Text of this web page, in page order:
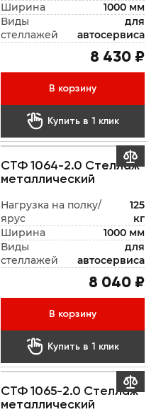
Ширина
1000 мм
Виды
стеллажей
для
автосервиса
8 430 ₽
В корзину
 Купить в 1 клик
СТФ 1064-2.0 Стеллаж
металлический
Нагрузка на полку/
ярус
125
кг
Ширина
1000 мм
Виды
стеллажей
для
автосервиса
8 040 ₽
В корзину
 Купить в 1 клик

СТФ 1065-2.0 Стеллаж
металлический
